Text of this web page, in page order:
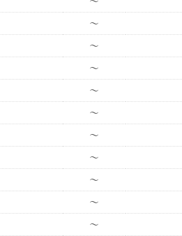
〜
〜
〜
〜
〜
〜
〜
〜
〜
〜